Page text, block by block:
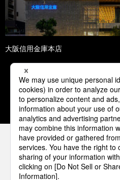
大阪信用金庫本店
1 2 3
パナソニックの電気